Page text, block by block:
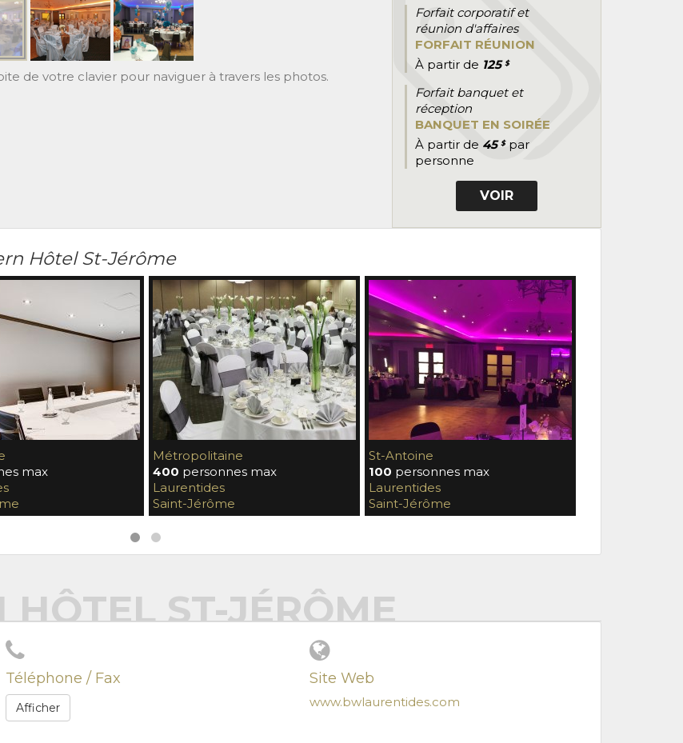
de votre clavier pour naviguer à travers les photos.
Forfait corporatif et
réunion d'affaires
FORFAIT RÉUNION
À partir de 125 $
Forfait banquet et
réception
BANQUET EN SOIRÉE
À partir de 45 $par
personne
VOIR
Hôtel St-Jérôme
max
Métropolitaine
400 personnes max
Laurentides
Saint-Jérôme
St-Antoine
100 personnes max
Laurentides
Saint-Jérôme
HÔTEL ST-JÉRÔME
Téléphone / Fax
Afficher
Site Web
www.bwlaurentides.com